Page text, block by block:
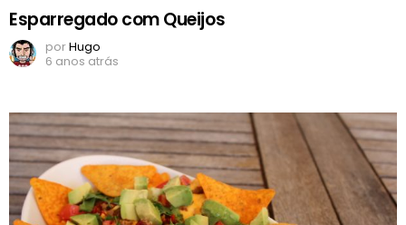
Esparregado com Queijos
porHugo
6 anos atrás